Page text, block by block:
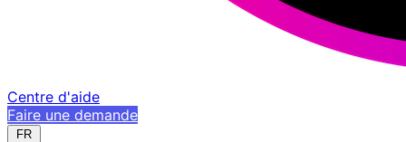
Centre d'aide
Faire une demande
FR